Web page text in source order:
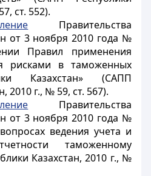
ст. 552).
Правительства
от 3 ноября 2010 года №
Правил применения
рисками в таможенных
Казахстан» (САПП
2010 г., № 59, ст. 567).
Правительства
от 3 ноября 2010 года №
ведения учета и
таможенному
Казахстан, 2010 г., №